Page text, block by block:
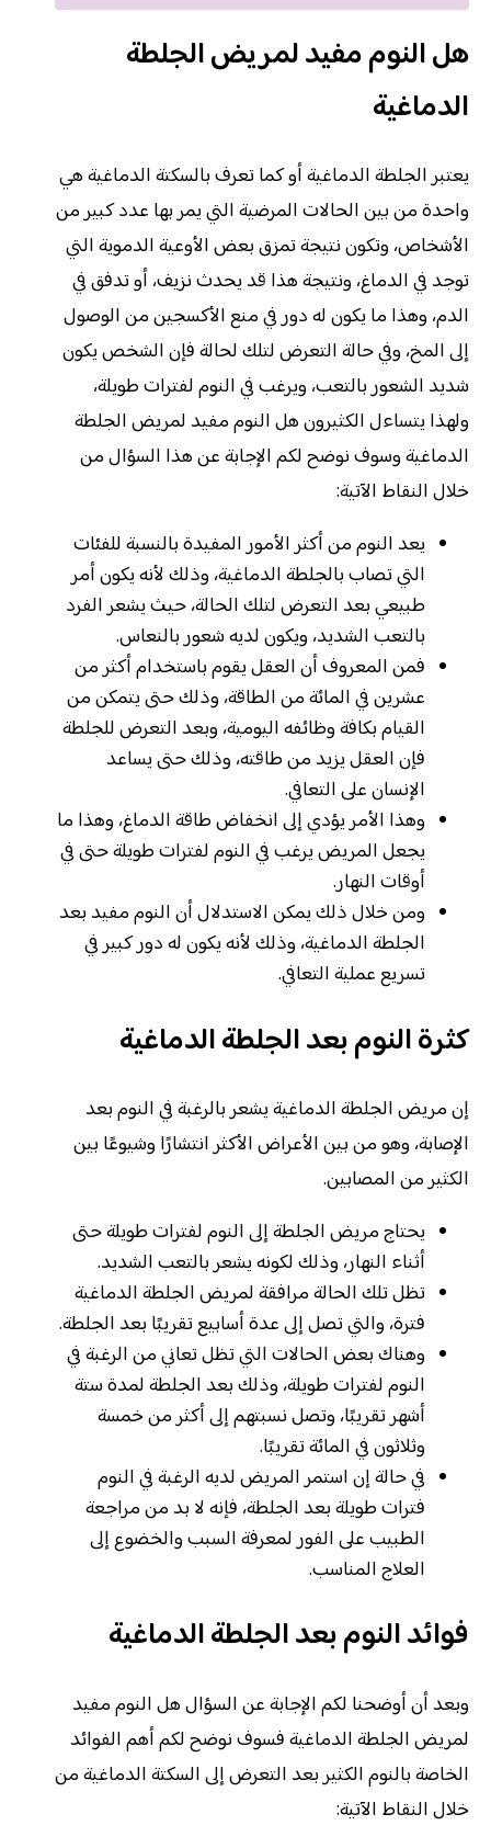
هل النوم مفيد لمريض الجلطة
الدماغية
يعتبر الجلطة الدماغية أو كما تعرف بالسكتة الدماغية هي
واحدة من بين الحالات المرضية التي يمر بها عدد كبير من
الأشخاص، وتكون نتيجة تمزق بعض الأوعية الدموية التي
توجد في الدماغ، ونتيجة هذا قد يحدث نزيف، أو تدفق في
الدم، وهذا ما يكون له دور في منع الأكسجين من الوصول
إلى المخ، وفي حالة التعرض لتلك لحالة فإن الشخص يكون
شديد الشعور بالتعب، ويرغب في النوم لفترات طويلة،
ولهذا يتساءل الكثيرون هل النوم مفيد لمريض الجلطة
الدماغية وسوف نوضح لكم الإجابة عن هذا السؤال من
خلال النقاط الآتية:
يعد النوم من أكثر الأمور المفيدة بالنسبة للفئات
التي تصاب بالجلطة الدماغية، وذلك لأنه يكون أمر
طبيعي بعد التعرض لتلك الحالة، حيث يشعر الفرد
بالتعب الشديد، ويكون لديه شعور بالنعاس.
فمن المعروف أن العقل يقوم باستخدام أكثر من
عشرين في المائة من الطاقة، وذلك حتى يتمكن من
القيام بكافة وظائفه اليومية، وبعد التعرض للجلطة
فإن العقل يزيد من طاقته، وذلك حتى يساعد
الإنسان على التعافي.
وهذا الأمر يؤدي إلى انخفاض طاقة الدماغ، وهذا ما
يجعل المريض يرغب في النوم لفترات طويلة حتى في
أوقات النهار.
ومن خلال ذلك يمكن الاستدلال أن النوم مفيد بعد
الجلطة الدماغية، وذلك لأنه يكون له دور كبير في
تسريع عملية التعافي.
كثرة النوم بعد الجلطة الدماغية
إن مريض الجلطة الدماغية يشعر بالرغبة في النوم بعد
الإصابة، وهو من بين الأعراض الأكثر انتشارًا وشيوعًا بين
الكثير من المصابين.
يحتاج مريض الجلطة إلى النوم لفترات طويلة حتى
أثناء النهار، وذلك لكونه يشعر بالتعب الشديد.
تظل تلك الحالة مرافقة لمريض الجلطة الدماغية
فترة، والتي تصل إلى عدة أسابيع تقريبًا بعد الجلطة.
وهناك بعض الحالات التي تظل تعاني من الرغبة في
النوم لفترات طويلة، وذلك بعد الجلطة لمدة ستة
أشهر تقريبًا، وتصل نسبتهم إلى أكثر من خمسة
وثلاثون في المائة تقريبًا.
في حالة إن استمر المريض لديه الرغبة في النوم
فترات طويلة بعد الجلطة، فإنه لا بد من مراجعة
الطبيب على الفور لمعرفة السبب والخضوع إلى
العلاج المناسب.
فوائد النوم بعد الجلطة الدماغية
وبعد أن أوضحنا لكم الإجابة عن السؤال هل النوم مفيد
لمريض الجلطة الدماغية فسوف نوضح لكم أهم الفوائد
الخاصة بالنوم الكثير بعد التعرض إلى السكتة الدماغية من
خلال النقاط الآتية: